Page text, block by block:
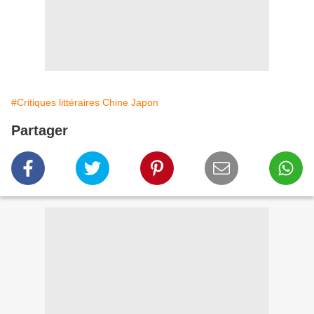
#Critiques littéraires Chine Japon
Partager